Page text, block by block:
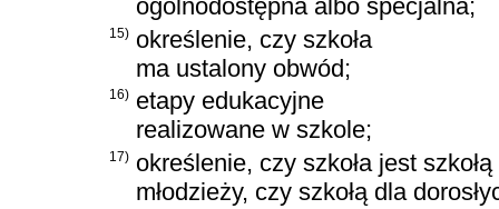
ogólnodostępna albo specjalna;
15) określenie, czy szkoła
ma ustalony obwód;
16) etapy edukacyjne
realizowane w szkole;
17) określenie, czy szkoła jest
młodzieży, czy szkołą dla